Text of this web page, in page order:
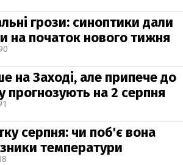
грози: синоптики дали
на початок нового тижня
на Заході, але припече до
прогнозують на 2 серпня
серпня: чи поб'є вона
температури